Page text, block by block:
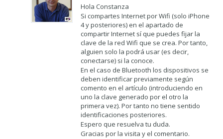
Hola Constanza
Si compartes Internet por Wifi (solo iPhone
4 y posteriores) en el apartado de
compartir Internet sí que puedes fijar la
clave de la red Wifi que se crea. Por tanto,
alguien solo la podrá usar (es decir,
conectarse) si la conoce.
En el caso de Bluetooth los dispositivos se
deben identificar previamente según
comento en el artículo (introduciendo en
uno la clave generado por el otro la
primera vez). Por tanto no tiene sentido
identificaciones posteriores.
Espero que resuelva tu duda.
Gracias por la visita y el comentario.